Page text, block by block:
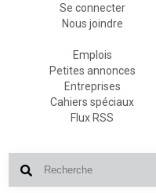
Se connecter
Nous joindre
Emplois
Petites annonces
Entreprises
Cahiers spéciaux
Flux RSS